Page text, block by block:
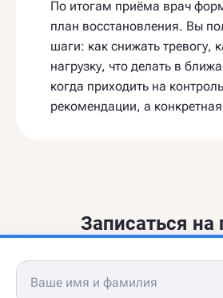
По итогам приёма врач
план восстановления. Вы
шаги: как снижать тревогу,
нагрузку, что делать в
когда приходить на
рекомендации, а конкретная
Записаться на